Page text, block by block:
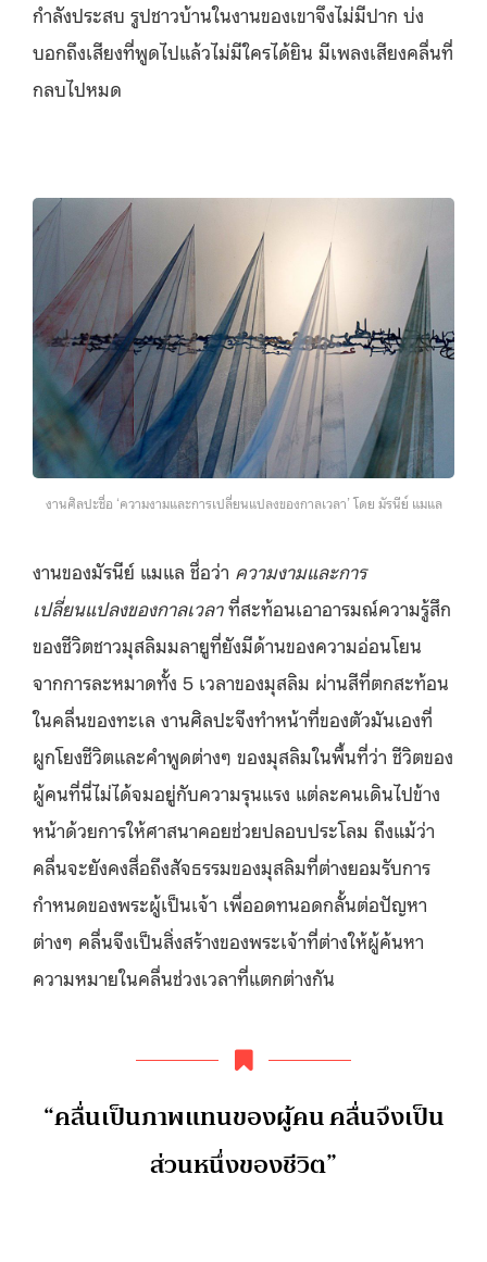
กำลังประสบ รูปชาวบ้านในงานของเขาจึงไม่มีปาก บ่ง
บอกถึงเสียงที่พูดไปแล้วไม่มีใครได้ยิน มีเพลงเสียงคลื่นที่
กลบไปหมด
งานศิลปะชื่อ ‘ความงามและการเปลี่ยนแปลงของกาลเวลา’ โดย มัรนีย์ แมแล
งานของมัรนีย์ แมแล ชื่อว่า ความงามและการ
เปลี่ยนแปลงของกาลเวลาที่สะท้อนเอาอารมณ์ความรู้สึก
ของชีวิตชาวมุสลิมมลายูที่ยังมีด้านของความอ่อนโยน
จากการละหมาดทั้ง 5 เวลาของมุสลิม ผ่านสีที่ตกสะท้อน
ในคลื่นของทะเล งานศิลปะจึงทำหน้าที่ของตัวมันเองที่
ผูกโยงชีวิตและคำพูดต่างๆ ของมุสลิมในพื้นที่ว่า ชีวิตของ
ผู้คนที่นี่ไม่ได้จมอยู่กับความรุนแรง แต่ละคนเดินไปข้าง
หน้าด้วยการให้ศาสนาคอยช่วยปลอบประโลม ถึงแม้ว่า
คลื่นจะยังคงสื่อถึงสัจธรรมของมุสลิมที่ต่างยอมรับการ
กำหนดของพระผู้เป็นเจ้า เพื่ออดทนอดกลั้นต่อปัญหา
ต่างๆ คลื่นจึงเป็นสิ่งสร้างของพระเจ้าที่ต่างให้ผู้ค้นหา
ความหมายในคลื่นช่วงเวลาที่แตกต่างกัน
“คลื่นเป็นภาพแทนของผู้คน คลื่นจึงเป็น
ส่วนหนึ่งของชีวิต”